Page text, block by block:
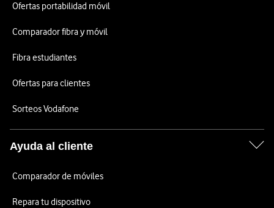
Ofertas portabilidad móvil
Comparador fibra y móvil
Fibra estudiantes
Ofertas para clientes
Sorteos Vodafone
Ayuda al cliente
Comparador de móviles
Repara tu dispositivo